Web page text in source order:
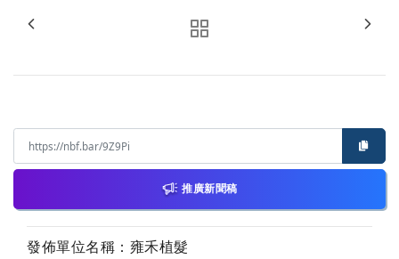
推廣新聞稿
發佈單位名稱：雍禾植髮